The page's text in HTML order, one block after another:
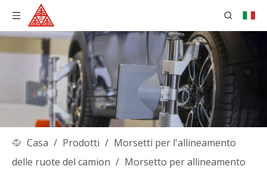
Casa / Prodotti / Morsetti per l'allineamento
delle ruote del camion / Morsetto per allineamento